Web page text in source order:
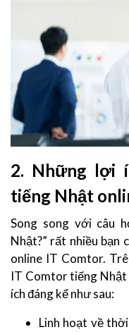
2. Những lợi
tiếng Nhật
Song song với câu
Nhật?” rất nhiều bạn
online IT Comtor.
IT Comtor tiếng Nhật
ích đáng kể như sau:
Linh hoạt về